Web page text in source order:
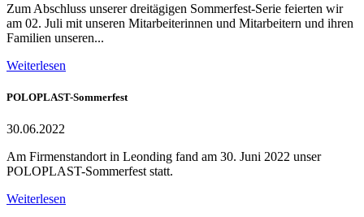
Zum Abschluss unserer dreitägigen Sommerfest-Serie feierten wir
am 02. Juli mit unseren Mitarbeiterinnen und Mitarbeitern und ihren
Familien unseren...
Weiterlesen
POLOPLAST-Sommerfest
30.06.2022
Am Firmenstandort in Leonding fand am 30. Juni 2022 unser
POLOPLAST-Sommerfest statt.
Weiterlesen